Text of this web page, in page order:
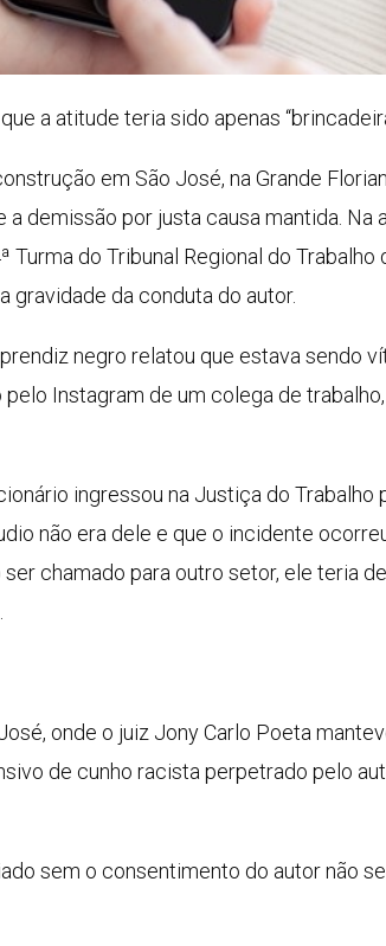
a atitude teria sido apenas
em São José, na Grande
demissão por justa causa mantida. Na
do Tribunal Regional do Trabalho
gravidade da conduta do autor.
negro relatou que estava sendo
Instagram de um colega de
ingressou na Justiça do Trabalho
não era dele e que o incidente
chamado para outro setor, ele teria
onde o juiz Jony Carlo Poeta
de cunho racista perpetrado pelo
sem o consentimento do autor não